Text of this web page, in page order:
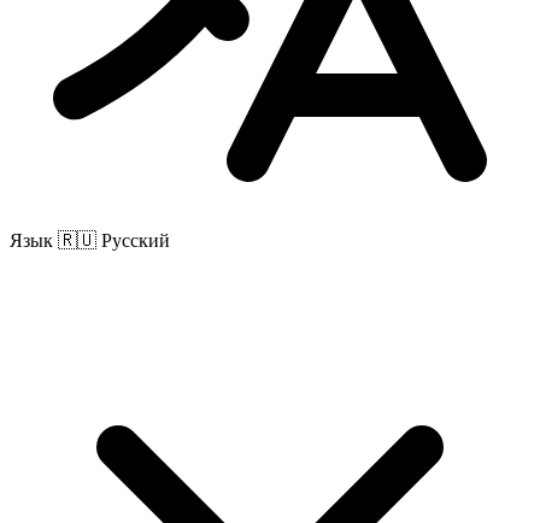
Язык 🇷🇺 Русский